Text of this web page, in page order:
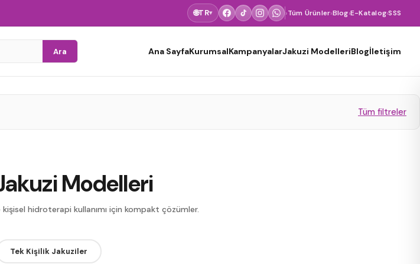
🌐TR▾ ›Tüm Ürünler›Blog›E-Katalog›SSS
Ara Ana SayfaKurumsalKampanyalarJakuzi ModelleriBlogİletişim
Tüm filtreler
Modelleri
hidroterapi kullanımı için kompakt çözümler.
Tek Kişilik Jakuziler